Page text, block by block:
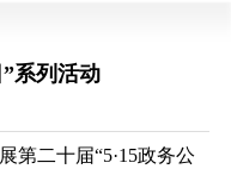
系列活动
第二十届“5·15政务公